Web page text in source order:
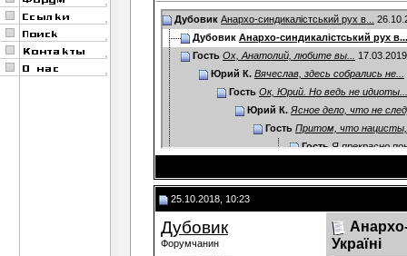
Дубовик Анархо-синдикалістський рух в...
Дубовик Анархо-синдикалістський рух в...
Гость Ох, Анатолий, любите вы...
Юрий К. Вячеслав, здесь собрались не...
Гость Ок, Юрий. Но ведь не идиоты...
Юрий К. Ясное дело, что не
Гость Притом, что
Гость Я прекрасно
Ihgd Да тут не то чтобы пиар...
Дубовик Есть моя большая статья про...
Упомянутая по ссылке работа о...
25.10.2018, 10:23
Дубовик
Форумчанин
Україні